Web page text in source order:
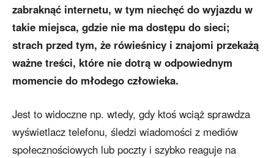
zabraknąć internetu, w tym niechęć do wyjazdu w
takie miejsca, gdzie nie ma dostępu do sieci;
strach przed tym, że rówieśnicy i znajomi przekażą
ważne treści, które nie dotrą w odpowiednym
momencie do młodego człowieka.
Jest to widoczne np. wtedy, gdy ktoś wciąż sprawdza
wyświetlacz telefonu, śledzi wiadomości z mediów
społecznościowych lub poczty i szybko reaguje na